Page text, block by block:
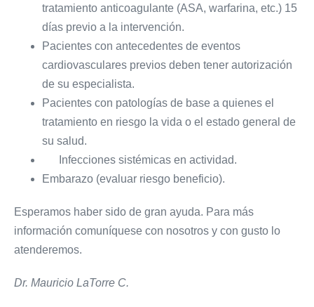
tratamiento anticoagulante (ASA, warfarina, etc.) 15
días previo a la intervención.
Pacientes con antecedentes de eventos
cardiovasculares previos deben tener autorización
de su especialista.
Pacientes con patologías de base a quienes el
tratamiento en riesgo la vida o el estado general de
su salud.
Infecciones sistémicas en actividad.
Embarazo (evaluar riesgo beneficio).
Esperamos haber sido de gran ayuda. Para más
información comuníquese con nosotros y con gusto lo
atenderemos.
Dr. Mauricio LaTorre C.